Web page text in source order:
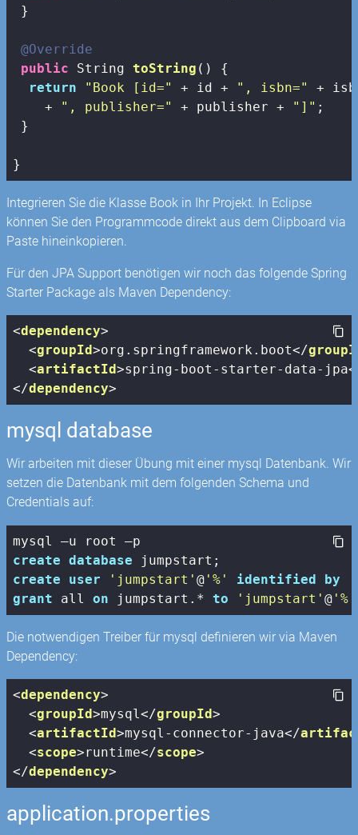
}
@Override
public String toString ()
{
return
"Book [id=" + id + ", isbn="
+
    +
", publisher=" + publisher + "]" ;
}
}
Integrieren Sie die Klasse Book in Ihr Projekt. In Eclipse
können Sie den Programmcode direkt aus dem Clipboard via
Paste hineinkopieren.
Für den JPA Support benötigen wir noch das folgende Spring
Starter Package als Maven Dependency:
<dependency>
<groupId>org.springframework.boot</
<artifactId>spring-boot-starter-data-jpa
</dependency>
mysql database
Wir arbeiten mit dieser Übung mit einer mysql Datenbank. Wir
setzen die Datenbank mit dem folgenden Schema und
Credentials auf:
create database
create
user 'jumpstart'@ '%' identified by
grant all on jumpstart.* to 'jumpstart'@ '%'
Die notwendigen Treiber für mysql definieren wir via Maven
Dependency:
<dependency>
<groupId>mysql</groupId>
<artifactId>mysql-connector-java</
<scope>runtime</scope>
</dependency>
application.properties